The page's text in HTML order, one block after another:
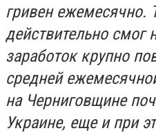
гривен ежемесячно.
действительно смог
заработок крупно
средней
на Черниговщине
Украине, еще и при